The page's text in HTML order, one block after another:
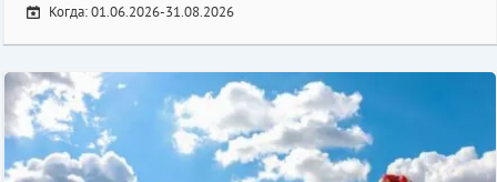
Когда: 01.06.2026-31.08.2026